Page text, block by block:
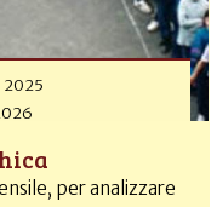
2025
per analizzare